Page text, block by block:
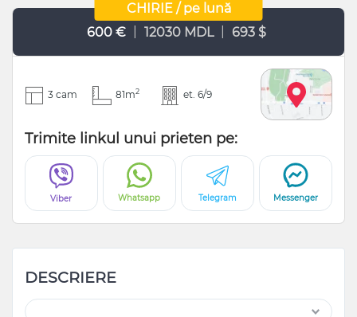
CHIRIE / pe lună
600 €
12030 MDL 693 $
3 cam 81m2 et. 6/9
Trimite linkul unui prieten pe:
Viber Whatsapp Telegram Messenger
DESCRIERE